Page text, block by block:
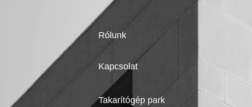
Kapcsolat
Rólunk
Takarítógép park